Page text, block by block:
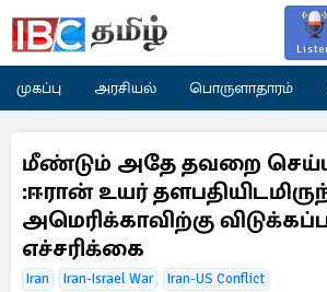
முகப்பு அரசியல் பொருளாதாரம்
மீண்டும் அதே தவறை
:ஈரான் உயர்
அமெரிக்காவிற்கு
எச்சரிக்கை
Iran Iran-Israel War
Iran-US Conflict